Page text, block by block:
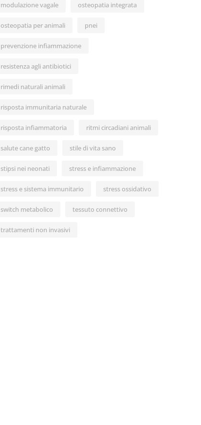
modulazione vagale osteopatia integrata
osteopatia per animali pnei
prevenzione infiammazione
resistenza agli antibiotici
rimedi naturali animali
risposta immunitaria naturale
risposta infiammatoria ritmi circadiani animali
salute cane gatto stile di vita sano
stipsi nei neonati stress e infiammazione
stress e sistema immunitario stress ossidativo
switch metabolico tessuto connettivo
trattamenti non invasivi